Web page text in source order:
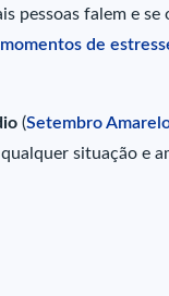
pessoas falem e
momentos de
(Setembro
situação e